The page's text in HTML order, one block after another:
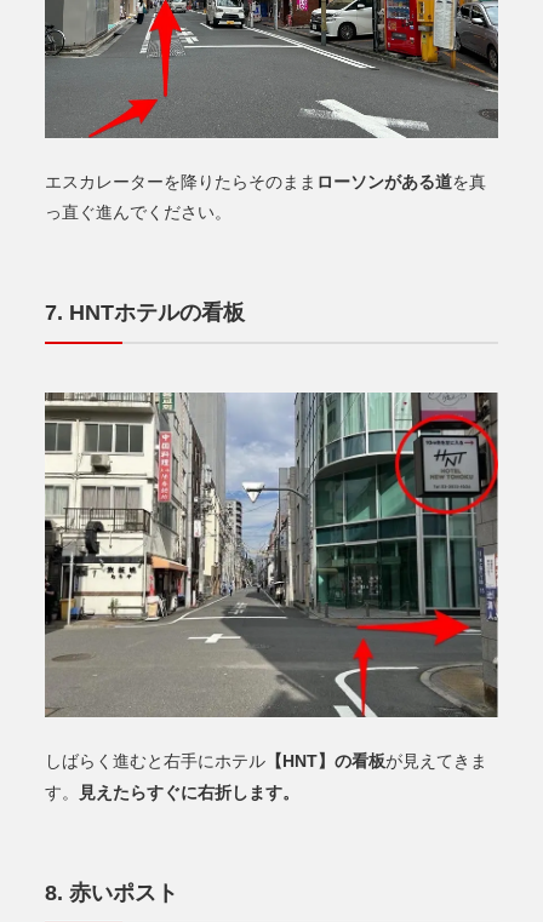
エスカレーターを降りたらそのまま ローソンがある道を真
っ直ぐ進んでください。
HNTホテルの看板
しばらく進むと右手にホテル【HNT】の看板が見えてきま
す。
見えたらすぐに右折します。
赤いポスト